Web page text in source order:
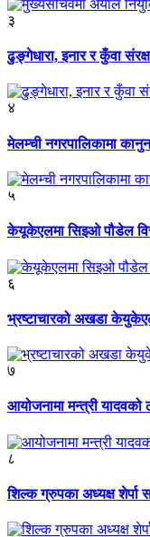
३
ढुङ्गेधारा, इनार र कुँवा
४
मेलम्ची नगरपालिकामा
५
केयूकेएलमा सिइओ पौडेल
६
भ्रष्टाचारको अखडा
७
आयोजनामा मन्त्री यादवको
८
शिल्क ग्रुपका अध्यक्ष शेर्पा